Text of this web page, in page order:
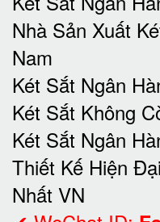
Nhà Sản Xuất
Nam
Két Sắt Ngân
Két Sắt Không
Két Sắt Ngân
Thiết Kế Hiện
Nhất VN